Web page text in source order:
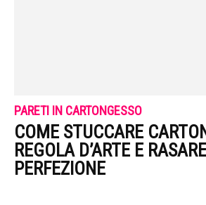
PARETI IN CARTONGESSO
COME STUCCARE
REGOLA D’ARTE E
PERFEZIONE